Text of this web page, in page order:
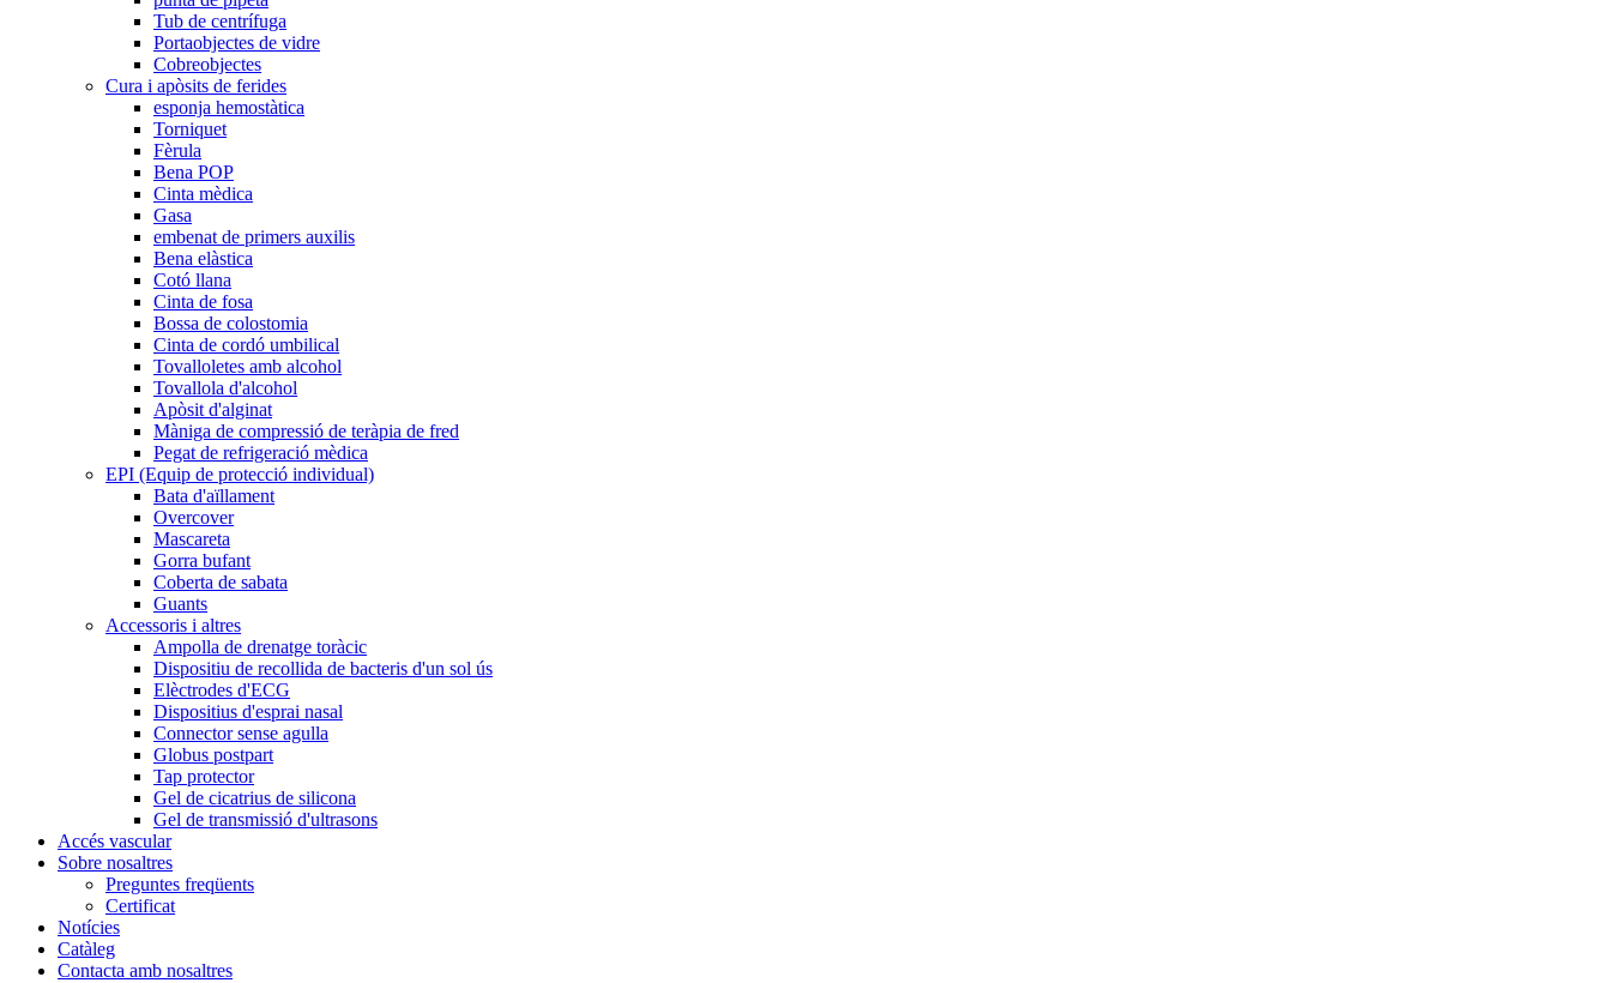
Tub de centrífuga
Portaobjectes de vidre
Cobreobjectes
Cura i apòsits de ferides
esponja hemostàtica
Torniquet
Fèrula
Bena POP
Cinta mèdica
Gasa
embenat de primers auxilis
Bena elàstica
Cotó llana
Cinta de fosa
Bossa de colostomia
Cinta de cordó umbilical
Tovalloletes amb alcohol
Tovallola d'alcohol
Apòsit d'alginat
Màniga de compressió de teràpia de fred
Pegat de refrigeració mèdica
EPI (Equip de protecció individual)
Bata d'aïllament
Overcover
Mascareta
Gorra bufant
Coberta de sabata
Guants
Accessoris i altres
Ampolla de drenatge toràcic
Dispositiu de recollida de bacteris d'un sol ús
Elèctrodes d'ECG
Dispositius d'esprai nasal
Connector sense agulla
Globus postpart
Tap protector
Gel de cicatrius de silicona
Gel de transmissió d'ultrasons
Accés vascular
Sobre nosaltres
Preguntes freqüents
Certificat
Notícies
Catàleg
Contacta amb nosaltres